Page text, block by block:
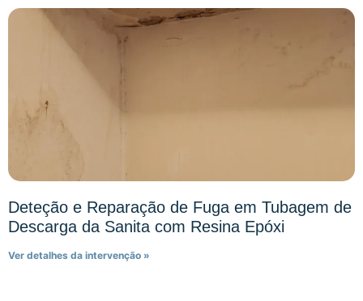
Deteção e Reparação de Fuga em Tubagem de
Descarga da Sanita com Resina Epóxi
Ver detalhes da intervenção »